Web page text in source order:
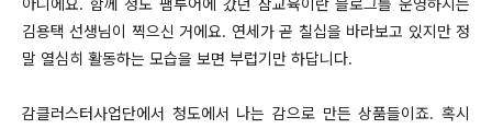
김용택 선생님이 찍으신 거에요. 연세가 곧 칠십을 바라보고 있지만 정
말 열심히 활동하는 모습을 보면 부럽기만 하답니다.
감클러스터사업단에서 청도에서 나는 감으로 만든 상품들이죠. 혹시